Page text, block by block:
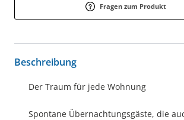
Fragen zum Produkt
Beschreibung
Der Traum für jede Wohnung
Spontane Übernachtungsgäste, die